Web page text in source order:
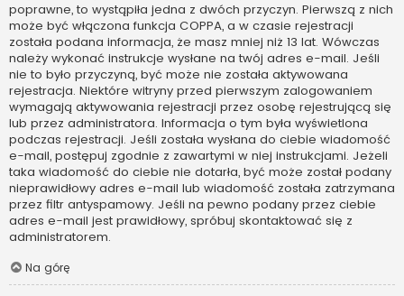
poprawne, to wystąpiła jedna z dwóch przyczyn. Pierwszą z nich
może być włączona funkcja COPPA, a w czasie rejestracji
została podana informacja, że masz mniej niż 13 lat. Wówczas
należy wykonać instrukcje wysłane na twój adres e-mail. Jeśli
nie to było przyczyną, być może nie została aktywowana
rejestracja. Niektóre witryny przed pierwszym zalogowaniem
wymagają aktywowania rejestracji przez osobę rejestrującą się
lub przez administratora. Informacja o tym była wyświetlona
podczas rejestracji. Jeśli została wysłana do ciebie wiadomość
e-mail, postępuj zgodnie z zawartymi w niej instrukcjami. Jeżeli
taka wiadomość do ciebie nie dotarła, być może został podany
nieprawidłowy adres e-mail lub wiadomość została zatrzymana
przez filtr antyspamowy. Jeśli na pewno podany przez ciebie
adres e-mail jest prawidłowy, spróbuj skontaktować się z
administratorem.
Na górę